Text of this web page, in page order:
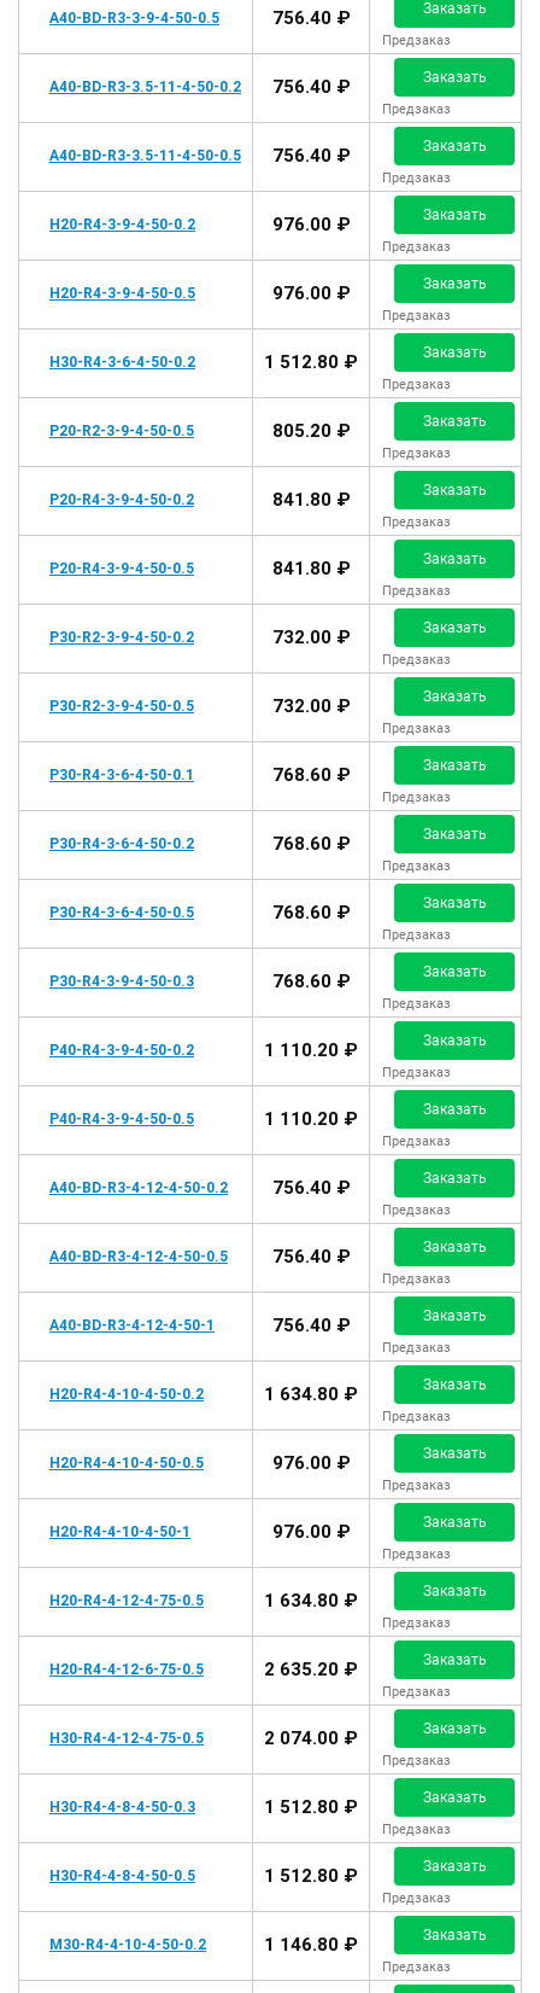
A40-BD-R3-3-9-4-50-0.5 756.40 ₽
Заказать
Предзаказ
A40-BD-R3-3.5-11-4-50-0.2 756.40 ₽
Заказать
Предзаказ
A40-BD-R3-3.5-11-4-50-0.5 756.40 ₽
Заказать
Предзаказ
H20-R4-3-9-4-50-0.2 976.00 ₽
Заказать
Предзаказ
H20-R4-3-9-4-50-0.5 976.00 ₽
Заказать
Предзаказ
H30-R4-3-6-4-50-0.2 1 512.80 ₽
Заказать
Предзаказ
P20-R2-3-9-4-50-0.5 805.20 ₽
Заказать
Предзаказ
P20-R4-3-9-4-50-0.2 841.80 ₽
Заказать
Предзаказ
P20-R4-3-9-4-50-0.5 841.80 ₽
Заказать
Предзаказ
P30-R2-3-9-4-50-0.2 732.00 ₽
Заказать
Предзаказ
P30-R2-3-9-4-50-0.5 732.00 ₽
Заказать
Предзаказ
P30-R4-3-6-4-50-0.1 768.60 ₽
Заказать
Предзаказ
P30-R4-3-6-4-50-0.2 768.60 ₽
Заказать
Предзаказ
P30-R4-3-6-4-50-0.5 768.60 ₽
Заказать
Предзаказ
P30-R4-3-9-4-50-0.3 768.60 ₽
Заказать
Предзаказ
P40-R4-3-9-4-50-0.2 1 110.20 ₽
Заказать
Предзаказ
P40-R4-3-9-4-50-0.5 1 110.20 ₽
Заказать
Предзаказ
A40-BD-R3-4-12-4-50-0.2 756.40 ₽
Заказать
Предзаказ
A40-BD-R3-4-12-4-50-0.5 756.40 ₽
Заказать
Предзаказ
A40-BD-R3-4-12-4-50-1 756.40 ₽
Заказать
Предзаказ
H20-R4-4-10-4-50-0.2 1 634.80 ₽
Заказать
Предзаказ
H20-R4-4-10-4-50-0.5 976.00 ₽
Заказать
Предзаказ
H20-R4-4-10-4-50-1 976.00 ₽
Заказать
Предзаказ
H20-R4-4-12-4-75-0.5 1 634.80 ₽
Заказать
Предзаказ
H20-R4-4-12-6-75-0.5 2 635.20 ₽
Заказать
Предзаказ
H30-R4-4-12-4-75-0.5 2 074.00 ₽
Заказать
Предзаказ
H30-R4-4-8-4-50-0.3 1 512.80 ₽
Заказать
Предзаказ
H30-R4-4-8-4-50-0.5 1 512.80 ₽
Заказать
Предзаказ
M30-R4-4-10-4-50-0.2 1 146.80 ₽
Заказать
Предзаказ